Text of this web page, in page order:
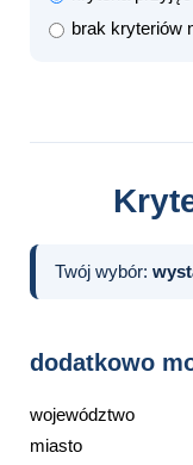
brak kryteriów
Twój wybór:
dodatkowo
województwo
miasto